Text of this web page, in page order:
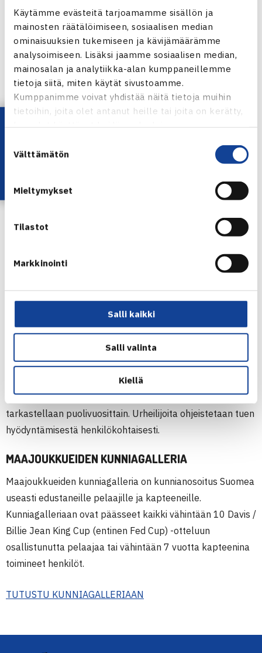
Käytämme evästeitä tarjoamamme sisällön ja
mainosten räätälöimiseen, sosiaalisen median
ominaisuuksien tukemiseen ja kävijämäärämme
analysoimiseen. Lisäksi jaamme sosiaalisen median,
mainosalan ja analytiikka-alan kumppaneillemme
tietoja siitä, miten käytät sivustoamme.
Kumppanimme voivat yhdistää näitä tietoja muihin
tietoihin, joita olet antanut heille tai joita on kerätty,
kun olet käyttänyt heidän palvelujaan.
valinta
Välttämätön
Mieltymykset
Tilastot
Markkinointi
Salli kaikki
Salli valinta
Kiellä
Porsche Billie Jean King Cup juhli nousua
Eurooppa/Afrikka II-ryhmään Chisinaussa,
Moldovassa, 21.6.2025.
2025-2026
maajoukkueessa ovat esiintyneet vuosina 2025-2026:
Laura Hietaranta, Anastasia Kulikova, Ella Haavisto ja
Clarissa Blomqvist. Lisäksi joukkueeseen kuuluivat: Kim
Tiilikainen (kapteeni), Ville-Petteri Ahti (valmentaja), Mikko
kuuluvilla urheilijoilla on mahdollisuus hyödyntää
maajoukkuekapteenia ja valmentajaa omissa
harjoituksissa. Joukkue leireilee yhdessä ennen
maajoukkueturnauksia sekä muutaman kerran
laajemmalla ringillä vuoden aikana. Lisäksi joukkueessa
pelaavien urheilijoiden on mahdollista hyödyntää terveyttä
edistäviä tukitoimia. Pelaajaryhmän kokoonpanoa
tarkastellaan puolivuosittain. Urheilijoita ohjeistetaan tuen
hyödyntämisestä henkilökohtaisesti.
MAAJOUKKUEIDEN KUNNIAGALLERIA
Maajoukkueiden kunniagalleria on kunnianosoitus Suomea
useasti edustaneille pelaajille ja kapteeneille.
Kunniagalleriaan ovat päässeet kaikki vähintään 10 Davis /
Billie Jean King Cup (entinen Fed Cup) -otteluun
osallistunutta pelaajaa tai vähintään 7 vuotta kapteenina
toimineet henkilöt.
TUTUSTU KUNNIAGALLERIAAN
Lataa OmaTennis!